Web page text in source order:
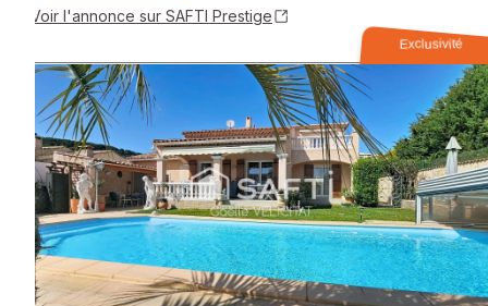
Voir l'annonce sur SAFTI Prestige
Exclusivité